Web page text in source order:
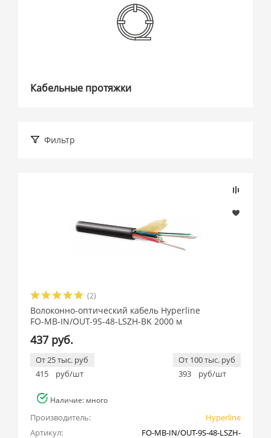
Кабельные протяжки
Фильтр
Производитель
AESP ( 2)
Belden (
Cabeus (149
Hyperline (305)
Konoos (
(2)
Волоконно-оптический кабель Hyperline
FO-MB-IN/OUT-9S-48-LSZH-BK 2000 м
437 руб.
От 25 тыс. руб
415
руб/шт
От 100 тыс. руб
393
руб/шт
Наличие: много
Производитель:
Hyperline
Артикул:
FO-MB-IN/OUT-9S-48-LSZH-